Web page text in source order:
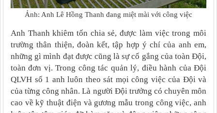
Ảnh: Anh Lê Hồng Thanh đang miệt mài với công việc
Anh Thanh khiêm tốn chia sẻ,được làm việc trong môi
trường thân thiện, đoàn kết, tập hợp ý chí của anh em,
những gì mình đạt được cũng là sự cố gắng của toàn Đội,
toàn đơn vị.Trong công tác quản lý, điều hành của Đội
QLVH số 1 anh luôn theo sát mọi công việc của Đội và
của từng công nhân. Là người Đội trưởng có chuyên môn
cao về kỹ thuật điện và gương mẫu trong công việc, anh